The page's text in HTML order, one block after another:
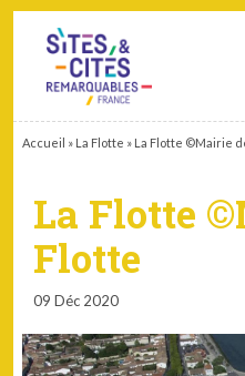
Accueil » La Flotte » La Flotte ©Mairie
La Flotte
Flotte
09 Déc 2020